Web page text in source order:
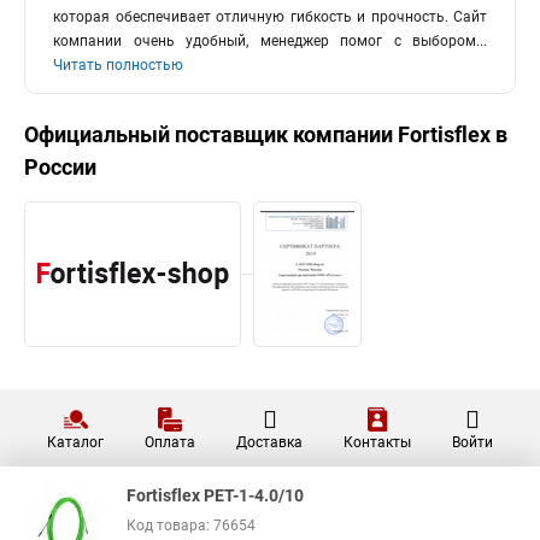
которая обеспечивает отличную гибкость и прочность. Сайт
компании очень удобный, менеджер помог с выбором...
Читать полностью
Официальный поставщик компании Fortisflex в
России
Каталог Оплата Доставка Контакты Войти
Fortisflex PET-1-4.0/10
Код товара: 76654